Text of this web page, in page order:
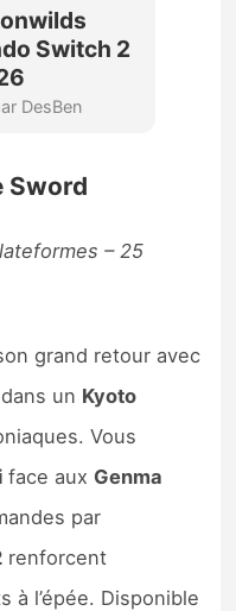
Sword
– 25
grand retour avec
un Kyoto
Vous
face aux Genma
par
renforcent
à l’épée. Disponible